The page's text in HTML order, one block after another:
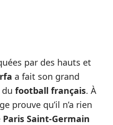
par des hauts et
a fait son grand
football français. À
prouve qu’il n’a rien
Paris Saint-Germain